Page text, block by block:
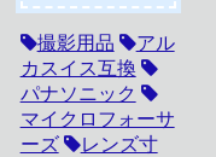
撮影用品
アル
カスイス互換
パナソニック
マイクロフォーサ
ーズ
レンズ寸